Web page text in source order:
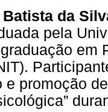
da
pela
em
e promoção